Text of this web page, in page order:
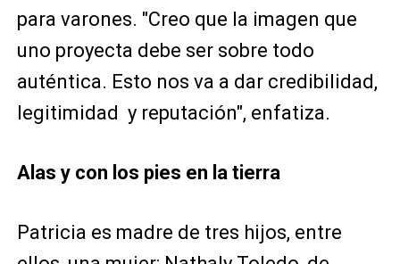
para varones. "Creo que la imagen que
uno proyecta debe ser sobre todo
auténtica. Esto nos va a dar credibilidad,
legitimidad y reputación", enfatiza.
Alas y con los pies en la tierra
Patricia es madre de tres hijos, entre